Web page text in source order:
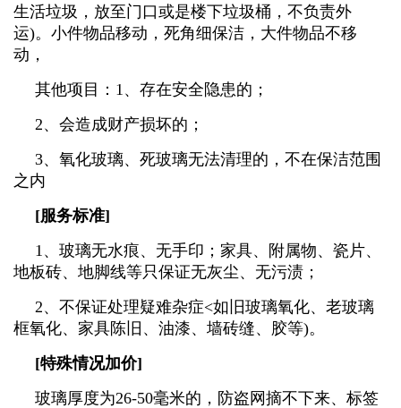
生活垃圾，放至门口或是楼下垃圾桶，不负责外
运)。小件物品移动，死角细保洁，大件物品不移
动，
其他项目：1、存在安全隐患的；
2、会造成财产损坏的；
3、氧化玻璃、死玻璃无法清理的，不在保洁范围
之内
[服务标准]
1、玻璃无水痕、无手印；家具、附属物、瓷片、
地板砖、地脚线等只保证无灰尘、无污渍；
2、不保证处理疑难杂症<如旧玻璃氧化、老玻璃
框氧化、家具陈旧、油漆、墙砖缝、胶等)。
[特殊情况加价]
玻璃厚度为26-50毫米的，防盗网摘不下来、标签